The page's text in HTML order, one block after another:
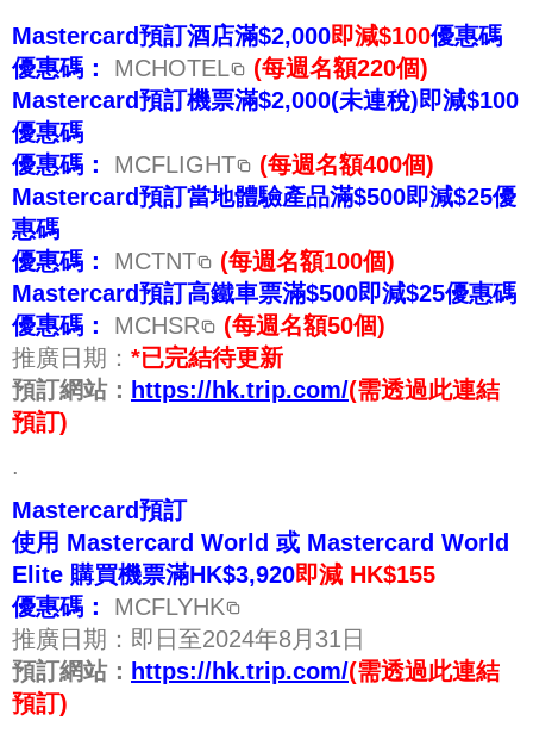
Mastercard預訂酒店滿$2,000即減$100優惠碼
優惠碼：
MCHOTEL
(每週名額220個)
Mastercard預訂機票滿$2,000(未連稅)即減$100
優惠碼
優惠碼：
MCFLIGHT
(每週名額400個)
Mastercard預訂當地體驗產品滿$500即減$25優
惠碼
優惠碼：
MCTNT
(每週名額100個)
Mastercard預訂高鐵車票滿$500即減$25優惠碼
優惠碼：
MCHSR
(每週名額50個)
推廣日期： *已完結待更新
預訂網站： https://hk.trip.com/(需透過此連結
預訂)
.
Mastercard預訂
使用 Mastercard World 或 Mastercard World
Elite 購買機票滿HK$3,920即減 HK$155
優惠碼：
MCFLYHK
推廣日期：即日至2024年8月31日
預訂網站： https://hk.trip.com/(需透過此連結
預訂)